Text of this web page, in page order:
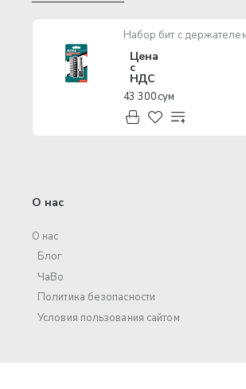
Цена
с
НДС
43 300 сум
О нас
О нас
Блог
ЧаВо
Политика безопасности
Условия пользования сайтом